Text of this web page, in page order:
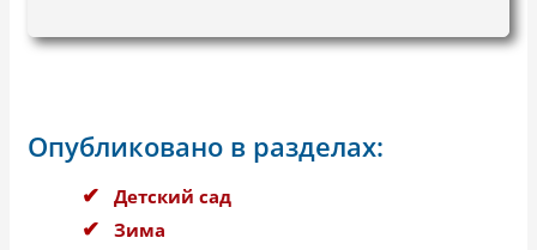
Опубликовано в разделах:
Детский сад
Зима